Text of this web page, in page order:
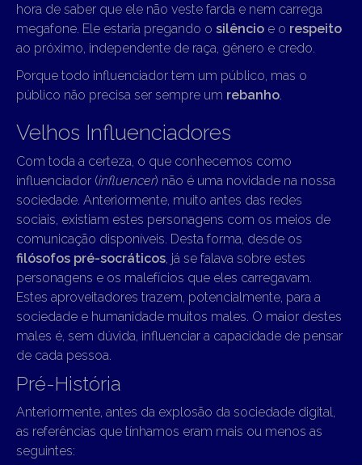
hora de saber que ele não veste farda e nem carrega
megafone. Ele estaria pregando o silêncio e o respeito
ao próximo, independente de raça, gênero e credo.
Porque todo influenciador tem um público, mas o
público não precisa ser sempre um rebanho.
Velhos Influenciadores
Com toda a certeza, o que conhecemos como
influenciador (influencer) não é uma novidade na nossa
sociedade. Anteriormente, muito antes das redes
sociais, existiam estes personagens com os meios de
comunicação disponíveis. Desta forma, desde os
filósofos pré-socráticos, já se falava sobre estes
personagens e os malefícios que eles carregavam.
Estes aproveitadores trazem, potencialmente, para a
sociedade e humanidade muitos males. O maior destes
males é, sem dúvida, influenciar a capacidade de pensar
de cada pessoa.
Pré-História
Anteriormente, antes da explosão da sociedade digital,
as referências que tínhamos eram mais ou menos as
seguintes: